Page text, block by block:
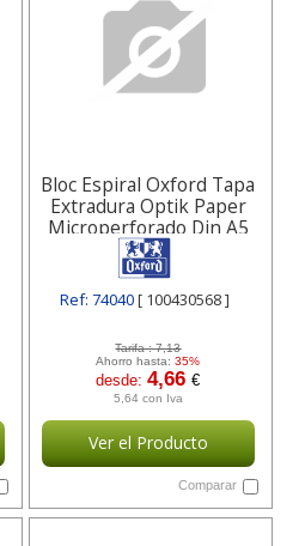
Bloc Espiral Oxford Tapa
Extradura Optik Paper
Microperforado Din A5
120 H 100430568
Ref: 74040[ 100430568 ]
Tarifa :7,13
Ahorro hasta:35%
desde:4,66€
5,64 con Iva
Ver el Producto
Comparar